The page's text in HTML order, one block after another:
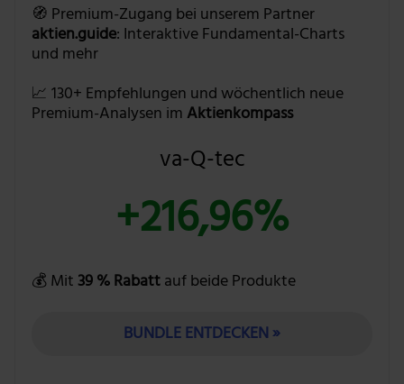
🧭 Premium-Zugang bei unserem Partner
aktien.guide: Interaktive Fundamental-Charts
und mehr
📈 130+ Empfehlungen und wöchentlich neue
Premium-Analysen im Aktienkompass
va-Q-tec
+216,96%
💰 Mit 39 % Rabattauf beide Produkte
BUNDLE ENTDECKEN »